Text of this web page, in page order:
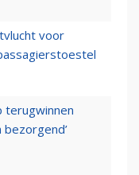
voor
terugwinnen
bezorgend’